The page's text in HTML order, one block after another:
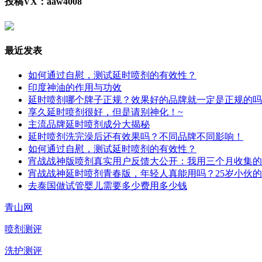
最近发表
如何通过自慰，测试延时喷剂的有效性？
印度神油的作用与功效
延时喷剂哪个牌子正规？效果好的品牌就一定是正规的吗
享久延时喷剂很好，但是请别神化！~
主流品牌延时喷剂成分大揭秘
延时喷剂洗完澡后还有效果吗？不同品牌不同影响！
如何通过自慰，测试延时喷剂的有效性？
宵战战神版喷剂真实用户反馈大公开：我用三个月收集
宵战战神延时喷剂青春版，年轻人真能用吗？25岁小伙
去泰国做试管婴儿需要多少费用多少钱
青山网
喷剂测评
洗护测评